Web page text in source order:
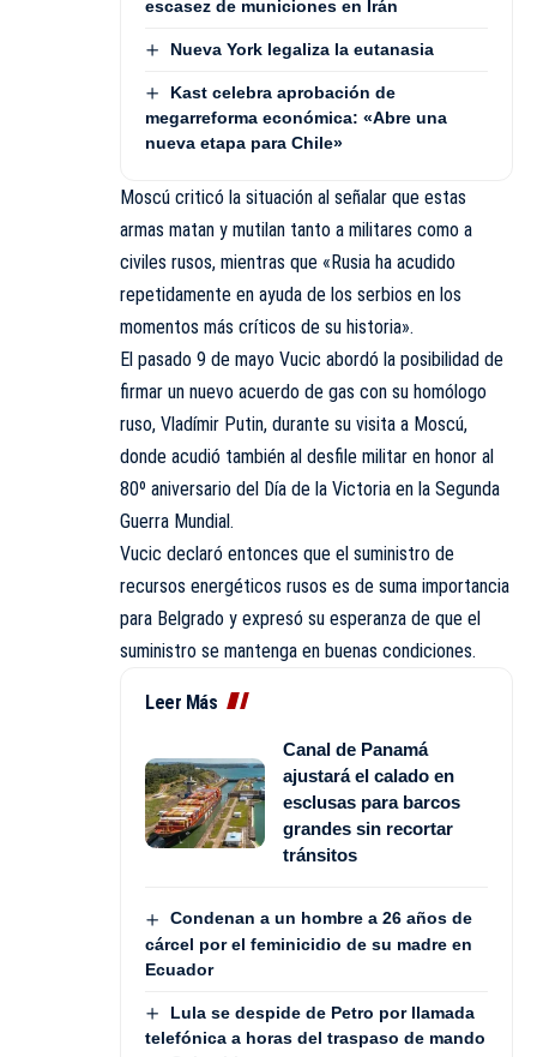
escasez de municiones en Irán
Nueva York legaliza la eutanasia
Kast celebra aprobación de
megarreforma económica: «Abre una
nueva etapa para Chile»
Moscú criticó la situación al señalar que estas
armas matan y mutilan tanto a militares como a
civiles rusos, mientras que «Rusia ha acudido
repetidamente en ayuda de los serbios en los
momentos más críticos de su historia».
El pasado 9 de mayo Vucic abordó la posibilidad de
firmar un nuevo acuerdo de gas con su homólogo
ruso, Vladímir Putin, durante su visita a Moscú,
donde acudió también al desfile militar en honor al
80º aniversario del Día de la Victoria en la Segunda
Guerra Mundial.
Vucic declaró entonces que el suministro de
recursos energéticos rusos es de suma importancia
para Belgrado y expresó su esperanza de que el
suministro se mantenga en buenas condiciones.
Leer Más
Canal de Panamá
ajustará el calado en
esclusas para barcos
grandes sin recortar
tránsitos
Condenan a un hombre a 26 años de
cárcel por el feminicidio de su madre en
Ecuador
Lula se despide de Petro por llamada
telefónica a horas del traspaso de mando